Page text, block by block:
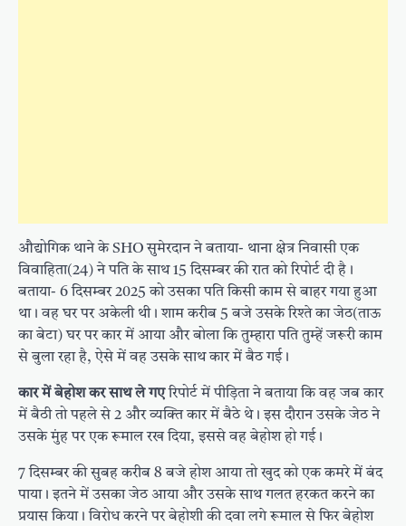
औद्योगिक थाने के SHO सुमेरदान ने बताया- थाना क्षेत्र निवासी एक
विवाहिता(24) ने पति के साथ 15 दिसम्बर की रात को रिपोर्ट दी है।
बताया- 6 दिसम्बर 2025 को उसका पति किसी काम से बाहर गया हुआ
था। वह घर पर अकेली थी। शाम करीब 5 बजे उसके रिश्ते का जेठ(ताऊ
का बेटा) घर पर कार में आया और बोला कि तुम्हारा पति तुम्हें जरूरी काम
से बुला रहा है, ऐसे में वह उसके साथ कार में बैठ गई।
कार में बेहोश कर साथ ले गएरिपोर्ट में पीड़िता ने बताया कि वह जब कार
में बैठी तो पहले से 2 और व्यक्ति कार में बैठे थे। इस दौरान उसके जेठ ने
उसके मुंह पर एक रूमाल रख दिया, इससे वह बेहोश हो गई।
7 दिसम्बर की सुबह करीब 8 बजे होश आया तो खुद को एक कमरे में बंद
पाया। इतने में उसका जेठ आया और उसके साथ गलत हरकत करने का
प्रयास किया। विरोध करने पर बेहोशी की दवा लगे रूमाल से फिर बेहोश